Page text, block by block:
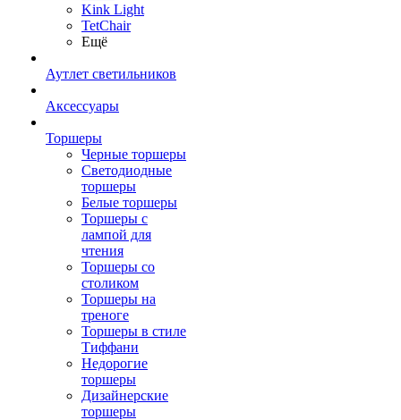
Kink Light
TetСhair
Ещё
Аутлет светильников
Аксессуары
Торшеры
Черные торшеры
Светодиодные
торшеры
Белые торшеры
Торшеры с
лампой для
чтения
Торшеры со
столиком
Торшеры на
треноге
Торшеры в стиле
Тиффани
Недорогие
торшеры
Дизайнерские
торшеры